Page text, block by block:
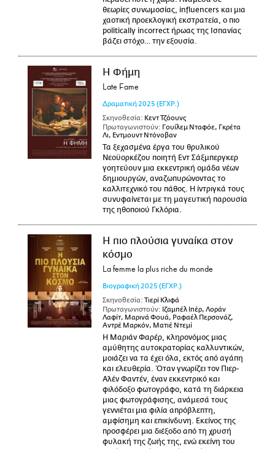
θεωρίες συνωμοσίας, influencers και μια
χαοτική προεκλογική εκστρατεία, ο πιο
politically incorrect ήρωας της Ισπανίας
βάζει στόχο… την εξουσία.
Η Φήμη
Late Fame
Δραματική 2025 (ΕΓΧΡ.)
Σκηνοθεσία: Κεντ Τζόουνς
Πρωταγωνιστούν: Γουίλεμ Νταφόε, Γκρέτα
Λι, Εντμουντ Ντόνοβαν
Τα ξεχασμένα έργα του θρυλικού
Νεοϋορκέζου ποιητή Εντ Σάξμπεργκερ
γοητεύουν μια εκκεντρική ομάδα νέων
δημιουργών, αναζωπυρώνοντας το
καλλιτεχνικό του πάθος. Η ίντριγκά τους
συνυφαίνεται με τη μαγευτική παρουσία
της ηθοποιού Γκλόρια.
Η πιο πλούσια γυναίκα στον
κόσμο
La femme la plus riche du monde
Βιογραφική 2025 (ΕΓΧΡ.)
Σκηνοθεσία: Τιερί Κλιφά
Πρωταγωνιστούν: Ιζαμπέλ Ιπέρ, Λοράν
Λαφίτ, Μαρινά Φουά, Ραφαέλ Περσονάζ,
Αντρέ Μαρκόν, Ματιέ Ντεμί
Η Μαριάν Φαρέρ, κληρονόμος μιας
αμύθητης αυτοκρατορίας καλλυντικών,
μοιάζει να τα έχει όλα, εκτός από αγάπη
και ελευθερία. Όταν γνωρίζει τον Πιερ-
Αλέν Φαντέν, έναν εκκεντρικό και
φιλόδοξο φωτογράφο, κατά τη διάρκεια
μιας φωτογράφισης, ανάμεσά τους
γεννιέται μια φιλία απρόβλεπτη,
αμφίσημη και επικίνδυνη. Εκείνος της
προσφέρει μια διέξοδο από τη χρυσή
φυλακή της ζωής της, ενώ εκείνη του